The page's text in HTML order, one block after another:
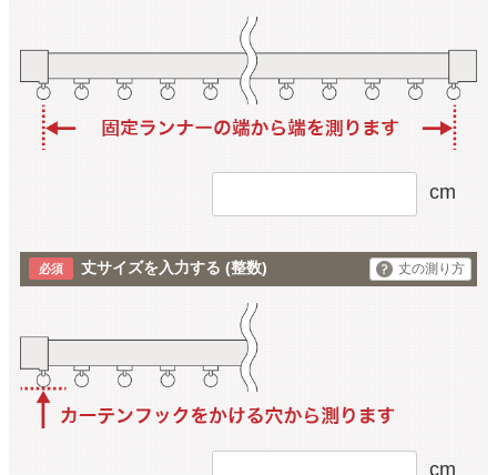
cm
丈サイズを入力する (整数) 丈の測り方
cm